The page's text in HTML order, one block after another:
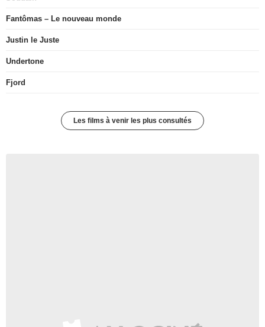
Fantômas – Le nouveau monde
Justin le Juste
Undertone
Fjord
Les films à venir les plus consultés